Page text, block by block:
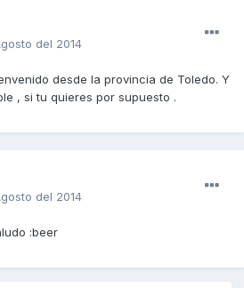
del 2014
desde la provincia de Toledo. Y
, si tu quieres por supuesto .
del 2014
:beer